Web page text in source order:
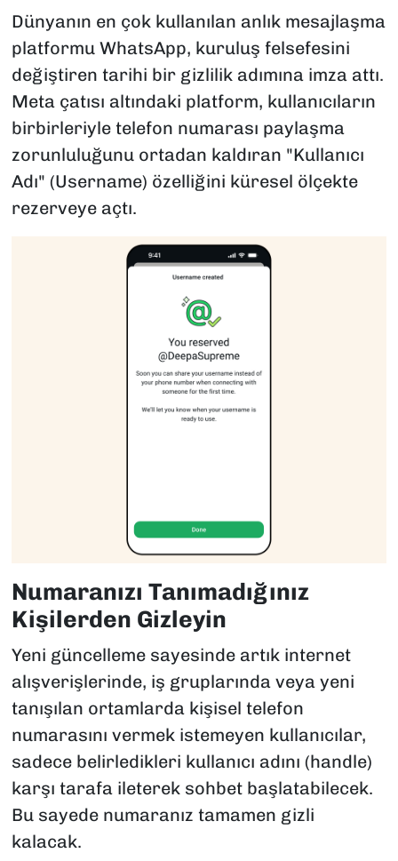
Dünyanın en çok kullanılan anlık mesajlaşma
platformu WhatsApp, kuruluş felsefesini
değiştiren tarihi bir gizlilik adımına imza attı.
Meta çatısı altındaki platform, kullanıcıların
birbirleriyle telefon numarası paylaşma
zorunluluğunu ortadan kaldıran "Kullanıcı
Adı" (Username) özelliğini küresel ölçekte
rezerveye açtı.
Numaranızı Tanımadığınız
Kişilerden Gizleyin
Yeni güncelleme sayesinde artık internet
alışverişlerinde, iş gruplarında veya yeni
tanışılan ortamlarda kişisel telefon
numarasını vermek istemeyen kullanıcılar,
sadece belirledikleri kullanıcı adını (handle)
karşı tarafa ileterek sohbet başlatabilecek.
Bu sayede numaranız tamamen gizli
kalacak.